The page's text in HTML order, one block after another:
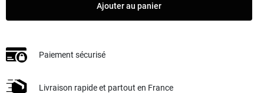
Ajouter au panier
Paiement sécurisé
Livraison rapide et partout en France